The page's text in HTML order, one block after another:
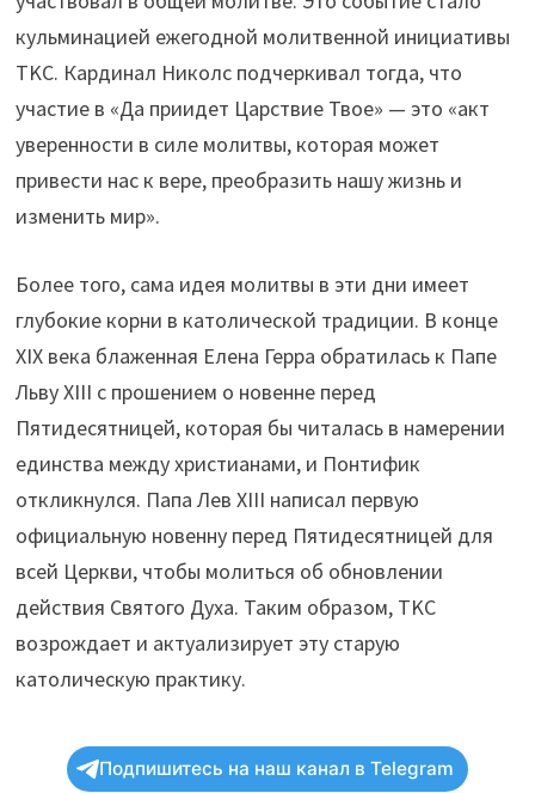
кульминацией ежегодной молитвенной инициативы
TKC. Кардинал Николс подчеркивал тогда, что
участие в «Да приидет Царствие Твое» — это «акт
уверенности в силе молитвы, которая может
привести нас к вере, преобразить нашу жизнь и
изменить мир».
Более того, сама идея молитвы в эти дни имеет
глубокие корни в католической традиции. В конце
XIX века блаженная Елена Герра обратилась к Папе
Льву XIII с прошением о новенне перед
Пятидесятницей, которая бы читалась в намерении
единства между христианами, и Понтифик
откликнулся. Папа Лев XIII написал первую
официальную новенну перед Пятидесятницей для
всей Церкви, чтобы молиться об обновлении
действия Святого Духа. Таким образом, TKC
возрождает и актуализирует эту старую
католическую практику.
Подпишитесь на наш канал в Telegram